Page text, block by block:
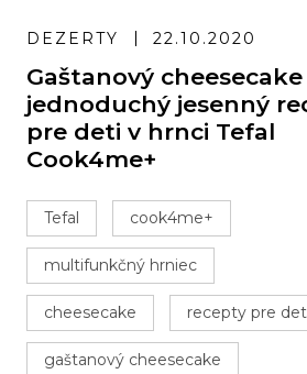
DEZERTY 22.10.2020
Gaštanový cheesecake
jednoduchý jesenný
pre deti v hrnci Tefal
Cook4me+
Tefal cook4me+
multifunkčný hrniec
cheesecake recepty pre
gaštanový cheesecake